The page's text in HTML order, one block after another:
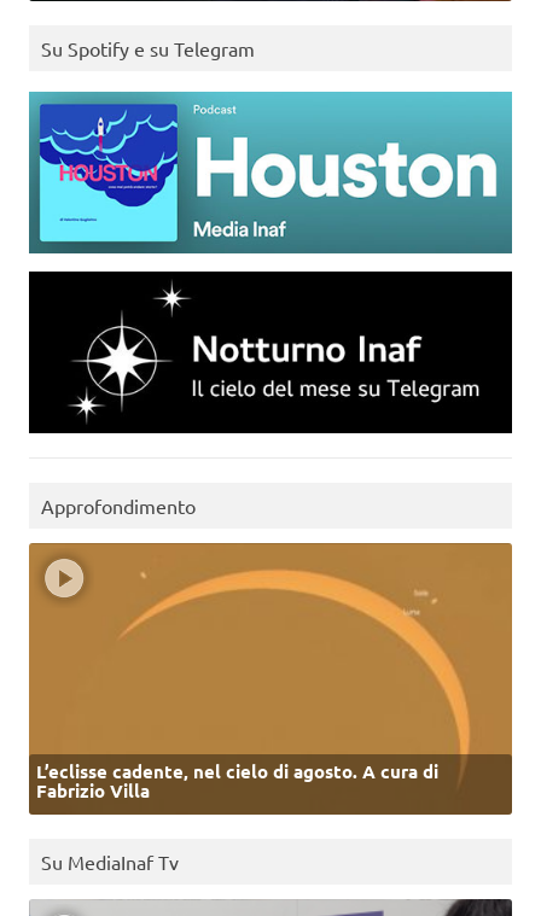
Su Spotify e su Telegram
Approfondimento
L’eclisse cadente, nel cielo di agosto. A cura di
Fabrizio Villa
Su MediaInaf Tv